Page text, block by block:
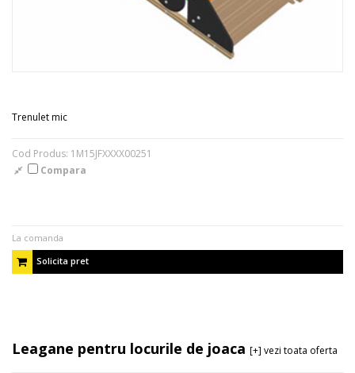
Trenulet mic
Cod Produs: 1M15JFXXXX00251
Compara
La comanda
Solicita pret
Leagane pentru locurile de joaca [+] vezi toata oferta